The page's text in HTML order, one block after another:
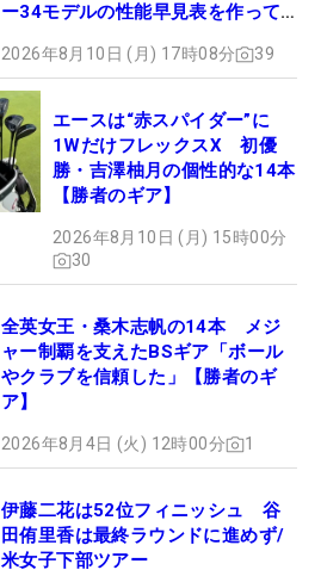
ー34モデルの性能早見表を作って
2026年8月10日 (月) 17時08分 39
エースは“赤スパイダー”に
1WだけフレックスX 初優
勝・吉澤柚月の個性的な14本
【勝者のギア】
2026年8月10日 (月) 15時00分
30
全英女王・桑木志帆の14本 メジ
ャー制覇を支えたBSギア「ボール
やクラブを信頼した」【勝者のギ
ア】
2026年8月4日 (火) 12時00分 1
伊藤二花は52位フィニッシュ 谷
田侑里香は最終ラウンドに進めず/
米女子下部ツアー